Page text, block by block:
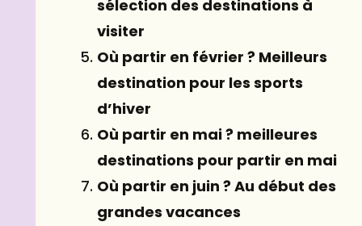
sélection des destinations à
visiter
Où partir en février ? Meilleurs
destination pour les sports
d’hiver
Où partir en mai ? meilleures
destinations pour partir en mai
Où partir en juin ? Au début des
grandes vacances